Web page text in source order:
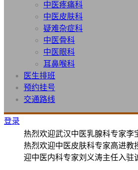
中医疼痛科
中医皮肤科
疑难杂症科
中医骨科
中医眼科
耳鼻喉科
医生排班
预约挂号
交通路线
登录
热烈欢迎武汉中医乳腺科专家李
热烈欢迎中医皮肤科专家高进教
迎中医内科专家刘义涛主任入驻